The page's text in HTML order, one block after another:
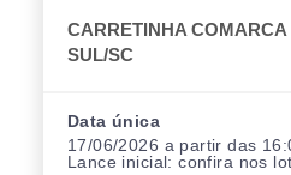
CARRETINHA
SUL/SC
Data única
17/06/2026 a partir das
Lance inicial:confira nos